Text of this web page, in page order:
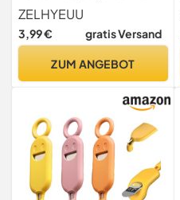
SIM Card Adapter Kit, Micro
zu Regular mit SIM
Extractor, für Smartphone
ZELHYEUU
3,99 € gratis Versand
ZUM ANGEBOT